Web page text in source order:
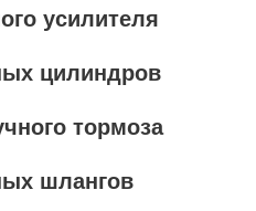
усилителя
цилиндров
тормоза
шлангов